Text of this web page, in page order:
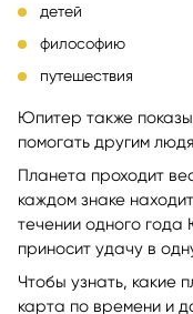
детей
философию
путешествия
Юпитер также
помогать другим
Планета проходит
каждом знаке
течении одного года
приносит удачу в
Чтобы узнать, какие
карта по времени и